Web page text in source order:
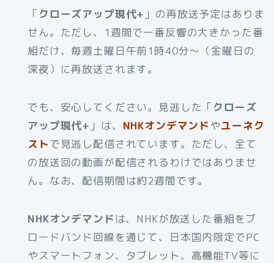
「クローズアップ現代+ 」の再放送予定はありま
せん。ただし、1週間で一番反響の大きかった番
組だけ、毎週土曜日午前1時40分～（金曜日の
深夜）に再放送されます。
でも、安心してください。見逃した「クローズ
アップ現代+ 」は、 NHKオンデマンドやユーネク
ストで見逃し配信されています。ただし、全て
の放送回の動画が配信されるわけではありませ
ん。なお、配信期間は約2週間です。
NHKオンデマンド は、NHKが放送した番組をブ
ロードバンド回線を通じて、日本国内限定でPC
やスマートフォン、タブレット、高機能TV等に